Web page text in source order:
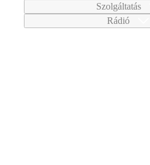
Szolgáltatás
Rádió